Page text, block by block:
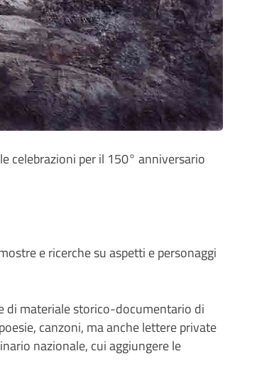
celebrazioni per il 150° anniversario
e ricerche su aspetti e personaggi
di materiale storico-documentario di
canzoni, ma anche lettere private
nazionale, cui aggiungere le